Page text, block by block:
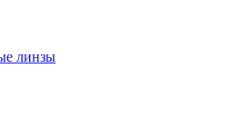
линзы